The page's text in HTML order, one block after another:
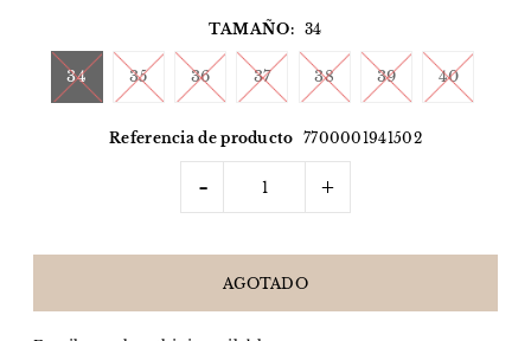
TAMAÑO: 34
34 35 36 37 38 39 40
Referencia de producto 7700001941502
- +